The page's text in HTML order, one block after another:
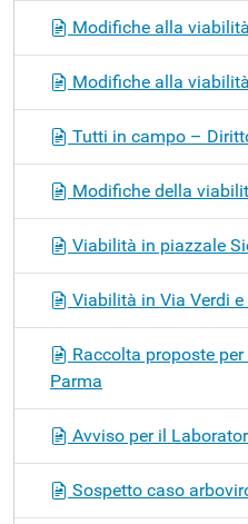
Modifiche alla
Modifiche alla
Tutti in campo –
Modifiche della
Viabilità in piazzale
Viabilità in Via Verdi
Raccolta proposte
Parma
Avviso per il
Sospetto caso